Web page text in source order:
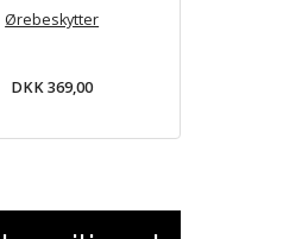
Ørebeskytter
DKK 369,00